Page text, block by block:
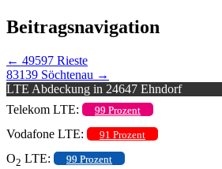
Beitragsnavigation
← 49597 Rieste
83139 Söchtenau →
LTE Abdeckung in 24647 Ehndorf
Telekom LTE:
99 Prozent
Vodafone LTE: 91 Prozent
O2 LTE: 99 Prozent